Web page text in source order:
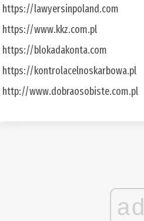
https://lawyersinpoland.com
https://www.kkz.com.pl
https://blokadakonta.com
https://kontrolacelnoskarbowa.pl
http://www.dobraosobiste.com.pl
ad